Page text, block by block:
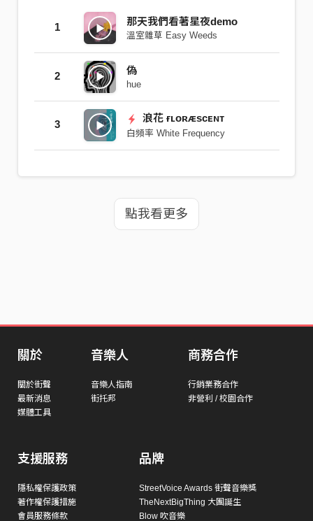
1 那天我們看著星夜demo
溫室雜草 Easy Weeds
2 偽
hue
3
浪花 ғʟᴏʀᴁsᴄᴇɴᴛ
白頻率 White Frequency
點我看更多
關於
關於街聲
最新消息
媒體工具
音樂人
音樂人指南
街托邦
商務合作
行銷業務合作
非營利 / 校園合作
支援服務
隱私權保護政策
著作權保護措施
會員服務條款
品牌
StreetVoice Awards 街聲音樂獎
TheNextBigThing 大團誕生
Blow 吹音樂